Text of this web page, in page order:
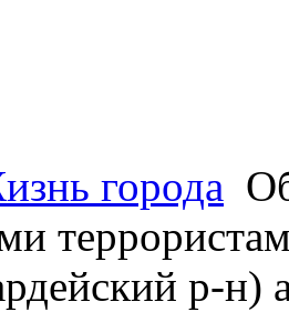
города
р-